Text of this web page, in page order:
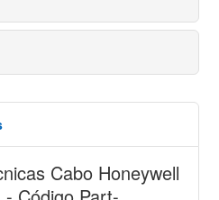
Cabo Honeywell